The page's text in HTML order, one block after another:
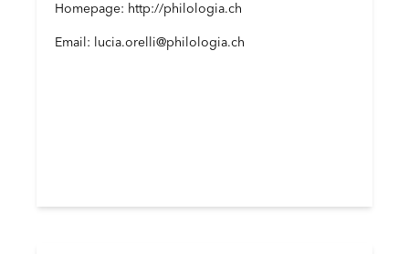
Homepage: http://philologia.ch
Email: lucia.orelli@philologia.ch